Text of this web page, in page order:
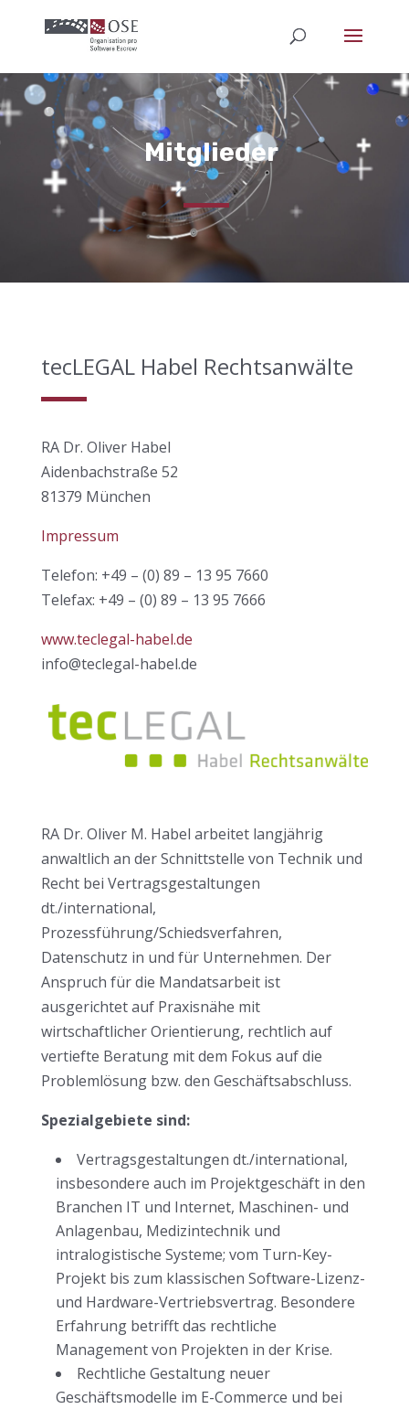
Mitglieder
tecLEGAL Habel Rechtsanwälte
RA Dr. Oliver Habel
Aidenbachstraße 52
81379 München
Impressum
Telefon: +49 – (0) 89 – 13 95 7660
Telefax: +49 – (0) 89 – 13 95 7666
www.teclegal-habel.de
info@teclegal-habel.de
RA Dr. Oliver M. Habel arbeitet langjährig
anwaltlich an der Schnittstelle von Technik und
Recht bei Vertragsgestaltungen
dt./international,
Prozessführung/Schiedsverfahren,
Datenschutz in und für Unternehmen. Der
Anspruch für die Mandatsarbeit ist
ausgerichtet auf Praxisnähe mit
wirtschaftlicher Orientierung, rechtlich auf
vertiefte Beratung mit dem Fokus auf die
Problemlösung bzw. den Geschäftsabschluss.
Spezialgebiete sind:
Vertragsgestaltungen dt./international,
insbesondere auch im Projektgeschäft in den
Branchen IT und Internet, Maschinen- und
Anlagenbau, Medizintechnik und
intralogistische Systeme; vom Turn-Key-
Projekt bis zum klassischen Software-Lizenz-
und Hardware-Vertriebsvertrag. Besondere
Erfahrung betrifft das rechtliche
Management von Projekten in der Krise.
Rechtliche Gestaltung neuer
Geschäftsmodelle im E-Commerce und bei